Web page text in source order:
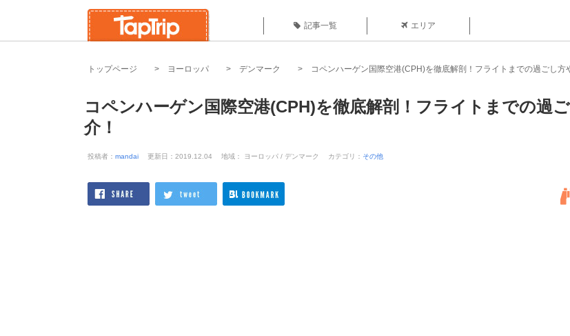
記事一覧 エリア
トップページ ヨーロッパ デンマーク コペンハーゲン国際空港(CPH)を徹底解剖！フライトまでの過ごし方
コペンハーゲン国際空港(CPH)を徹底解剖！フライトまでの過
介！
投稿者： mandai 更新日：2019.12.04 地域： ヨーロッパ / デンマーク カテゴリ： その他